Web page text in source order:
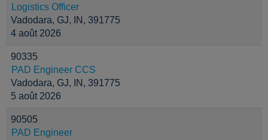
Logistics Officer
Vadodara, GJ, IN, 391775
4 août 2026
90335
PAD Engineer CCS
Vadodara, GJ, IN, 391775
5 août 2026
90505
PAD Engineer